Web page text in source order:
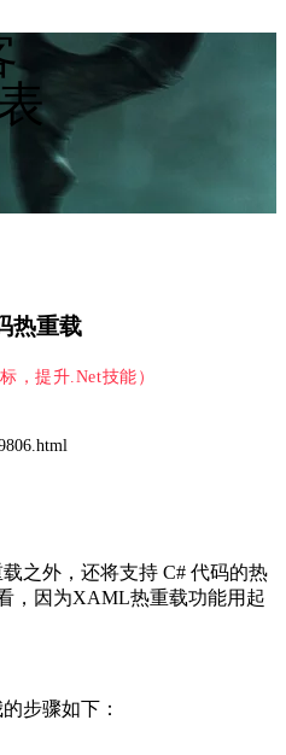
热重载
，提升.Net技能 ）
之外，还将支持 C# 代码的热
，因为XAML热重载功能用起
步骤如下：